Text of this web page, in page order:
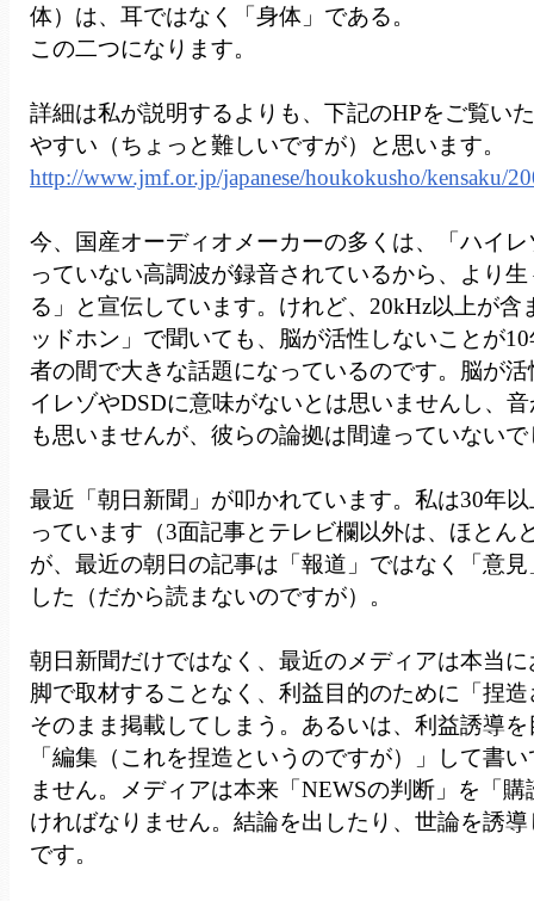
体）は、耳ではなく「身体」である。
この二つになります。
詳細は私が説明するよりも、下記のHPをご覧い
やすい（ちょっと難しいですが）と思います。
http://www.jmf.or.jp/japanese/houkokusho/kensaku/
今、国産オーディオメーカーの多くは、「ハイ
っていない高調波が録音されているから、より
る」と宣伝しています。けれど、20kHz以上が含
ッドホン」で聞いても、脳が活性しないことが
者の間で大きな話題になっているのです。脳が
イレゾやDSDに意味がないとは思いませんし、
も思いませんが、彼らの論拠は間違っていない
最近「朝日新聞」が叩かれています。私は30年
っています（3面記事とテレビ欄以外は、ほとん
が、最近の朝日の記事は「報道」ではなく「意
した（だから読まないのですが）。
朝日新聞だけではなく、最近のメディアは本当
脚で取材することなく、利益目的のために「捏
そのまま掲載してしまう。あるいは、利益誘導
「編集（これを捏造というのですが）」して書
ません。メディアは本来「NEWSの判断」を「
ければなりません。結論を出したり、世論を誘
です。